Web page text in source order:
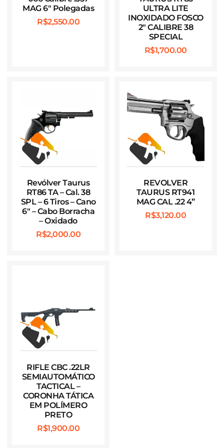
MAG 6″ Polegadas
R$2,550.00
ULTRA LITE
INOXIDADO FOSCO
2″ CALIBRE 38
SPECIAL
R$1,700.00
Revólver Taurus
RT86 TA – Cal. 38
SPL – 6 Tiros – Cano
6″ – Cabo Borracha
– Oxidado
R$2,000.00
REVOLVER
TAURUS RT941
MAG CAL .22 4”
R$3,120.00
RIFLE CBC .22LR
SEMIAUTOMÁTICO
TACTICAL –
CORONHA TÁTICA
EM POLÍMERO
PRETO
R$1,900.00